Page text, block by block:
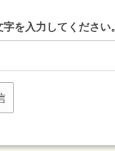
を入力してください。